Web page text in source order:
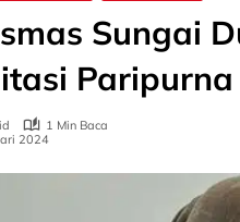
Sungai
Paripurna
1 Min Baca
2024